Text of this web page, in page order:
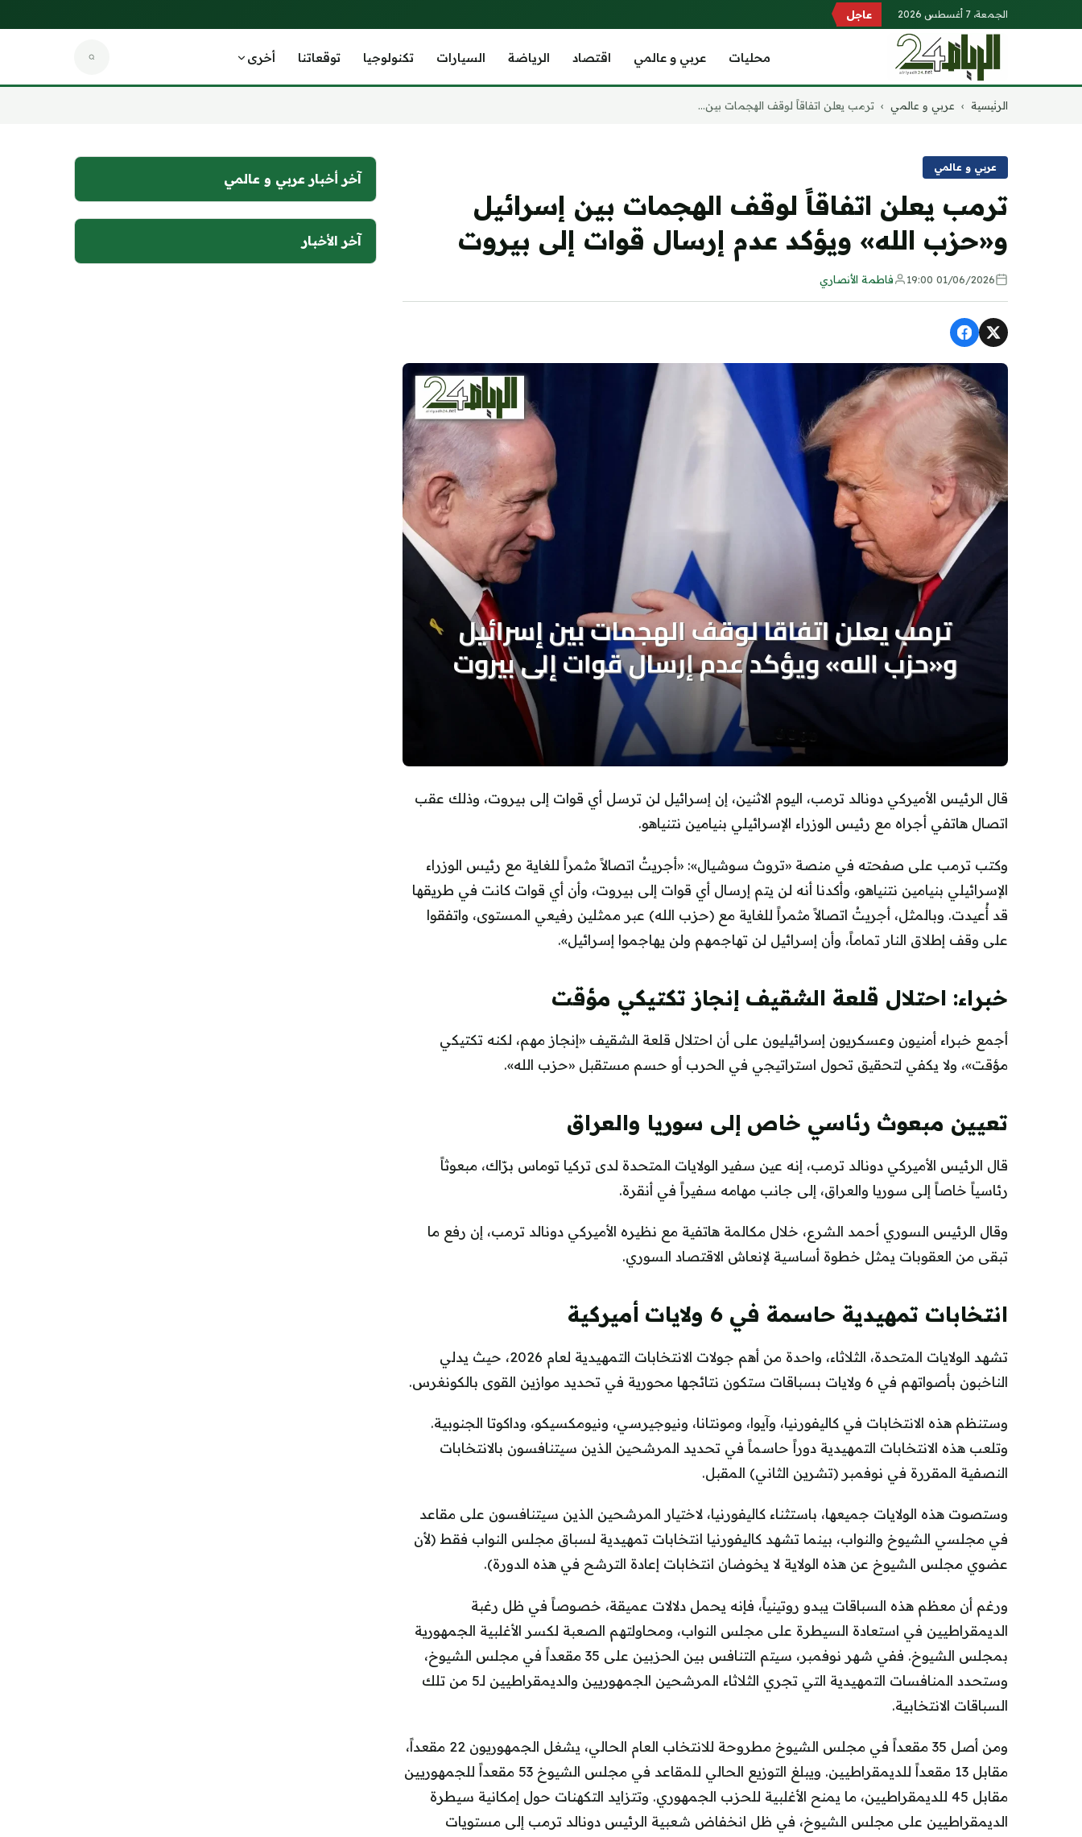
الجمعة، 7 أغسطس 2026 عاجل
محليات عربي و عالمي اقتصاد الرياضة السيارات تكنولوجيا توقعاتنا أخرى
الرئيسية › عربي و عالمي › ترمب يعلن اتفاقاً لوقف الهجمات بين...
عربي و عالمي
ترمب يعلن اتفاقاً لوقف الهجمات بين إسرائيل
و«حزب الله» ويؤكد عدم إرسال قوات إلى بيروت
01/06/2026 19:00 فاطمة الأنصاري
قال الرئيس الأميركي دونالد ترمب، اليوم الاثنين، إن إسرائيل لن ترسل أي قوات إلى بيروت، وذلك عقب
اتصال هاتفي أجراه مع رئيس الوزراء الإسرائيلي بنيامين نتنياهو.
وكتب ترمب على صفحته في منصة «تروث سوشيال»: «أجريتُ اتصالاً مثمراً للغاية مع رئيس الوزراء
الإسرائيلي بنيامين نتنياهو، وأكدنا أنه لن يتم إرسال أي قوات إلى بيروت، وأن أي قوات كانت في طريقها
قد أُعيدت. وبالمثل، أجريتُ اتصالاً مثمراً للغاية مع (حزب الله) عبر ممثلين رفيعي المستوى، واتفقوا
على وقف إطلاق النار تماماً، وأن إسرائيل لن تهاجمهم ولن يهاجموا إسرائيل».
خبراء: احتلال قلعة الشقيف إنجاز تكتيكي مؤقت
أجمع خبراء أمنيون وعسكريون إسرائيليون على أن احتلال قلعة الشقيف «إنجاز مهم، لكنه تكتيكي
مؤقت»، ولا يكفي لتحقيق تحول استراتيجي في الحرب أو حسم مستقبل «حزب الله».
تعيين مبعوث رئاسي خاص إلى سوريا والعراق
قال الرئيس الأميركي دونالد ترمب، إنه عين سفير الولايات المتحدة لدى تركيا توماس برّاك، مبعوثاً
رئاسياً خاصاً إلى سوريا والعراق، إلى جانب مهامه سفيراً في أنقرة.
وقال الرئيس السوري أحمد الشرع، خلال مكالمة هاتفية مع نظيره الأميركي دونالد ترمب، إن رفع ما
تبقى من العقوبات يمثل خطوة أساسية لإنعاش الاقتصاد السوري.
انتخابات تمهيدية حاسمة في 6 ولايات أميركية
تشهد الولايات المتحدة، الثلاثاء، واحدة من أهم جولات الانتخابات التمهيدية لعام 2026، حيث يدلي
الناخبون بأصواتهم في 6 ولايات بسباقات ستكون نتائجها محورية في تحديد موازين القوى بالكونغرس.
وستنظم هذه الانتخابات في كاليفورنيا، وآيوا، ومونتانا، ونيوجيرسي، ونيومكسيكو، وداكوتا الجنوبية.
وتلعب هذه الانتخابات التمهيدية دوراً حاسماً في تحديد المرشحين الذين سيتنافسون بالانتخابات
النصفية المقررة في نوفمبر (تشرين الثاني) المقبل.
وستصوت هذه الولايات جميعها، باستثناء كاليفورنيا، لاختيار المرشحين الذين سيتنافسون على مقاعد
في مجلسي الشيوخ والنواب، بينما تشهد كاليفورنيا انتخابات تمهيدية لسباق مجلس النواب فقط (لأن
عضوي مجلس الشيوخ عن هذه الولاية لا يخوضان انتخابات إعادة الترشح في هذه الدورة).
ورغم أن معظم هذه السباقات يبدو روتينياً، فإنه يحمل دلالات عميقة، خصوصاً في ظل رغبة
الديمقراطيين في استعادة السيطرة على مجلس النواب، ومحاولتهم الصعبة لكسر الأغلبية الجمهورية
بمجلس الشيوخ. ففي شهر نوفمبر، سيتم التنافس بين الحزبين على 35 مقعداً في مجلس الشيوخ،
وستحدد المنافسات التمهيدية التي تجري الثلاثاء المرشحين الجمهوريين والديمقراطيين لـ5 من تلك
السباقات الانتخابية.
ومن أصل 35 مقعداً في مجلس الشيوخ مطروحة للانتخاب العام الحالي، يشغل الجمهوريون 22 مقعداً،
مقابل 13 مقعداً للديمقراطيين. ويبلغ التوزيع الحالي للمقاعد في مجلس الشيوخ 53 مقعداً للجمهوريين
مقابل 45 للديمقراطيين، ما يمنح الأغلبية للحزب الجمهوري. وتتزايد التكهنات حول إمكانية سيطرة
الديمقراطيين على مجلس الشيوخ، في ظل انخفاض شعبية الرئيس دونالد ترمب إلى مستويات
آخر أخبار عربي و عالمي
آخر الأخبار